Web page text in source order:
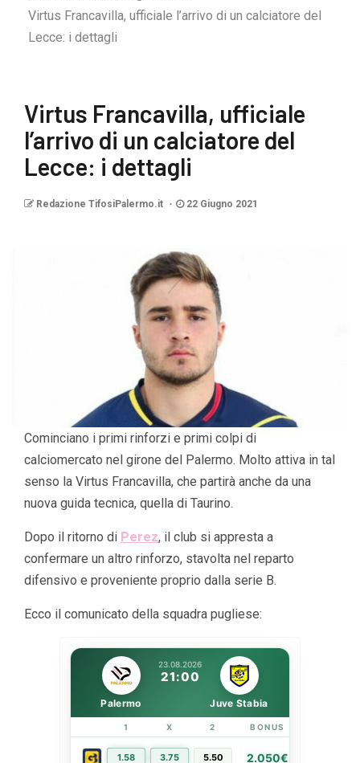
Virtus Francavilla, ufficiale l’arrivo di un calciatore del
Lecce: i dettagli
Virtus Francavilla, ufficiale
l’arrivo di un calciatore del
Lecce: i dettagli
Redazione TifosiPalermo.it 22 Giugno 2021
Cominciano i primi rinforzi e primi colpi di
calciomercato nel girone del Palermo. Molto attiva in tal
senso la Virtus Francavilla, che partirà anche da una
nuova guida tecnica, quella di Taurino.
Dopo il ritorno di Perez, il club si appresta a
confermare un altro rinforzo, stavolta nel reparto
difensivo e proveniente proprio dalla serie B.
Ecco il comunicato della squadra pugliese:
23.08.2026
21:00
Palermo Juve Stabia
1 X 2 BONUS
1.58 3.75 5.50 2.050€